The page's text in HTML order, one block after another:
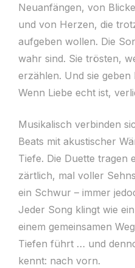
Neuanfängen, von
und von Herzen, die
aufgeben wollen. Die
wahr sind. Sie trösten,
erzählen. Und sie
Wenn Liebe echt ist,
Musikalisch verbinden
Beats mit akustischer
Tiefe. Die Duette tragen
zärtlich, mal voller
ein Schwur – immer
Jeder Song klingt wie
einem gemeinsamen
Tiefen führt … und
kennt: nach vorn.